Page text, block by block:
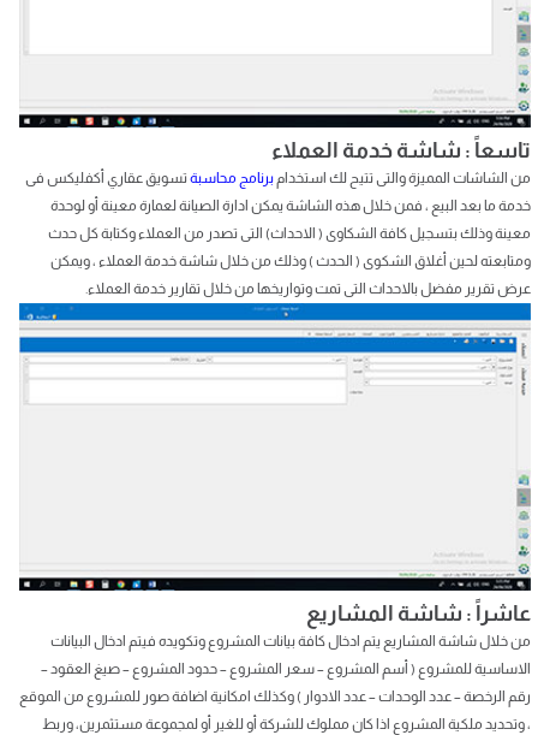
تاسعاً : شاشة خدمة العملاء
من الشاشات المميزة والتى تتيح لك استخدام برنامج محاسبةتسويق عقاري أكفليكس فى
خدمة ما بعد البيع ، فمن خلال هذه الشاشة يمكن ادارة الصيانة لعمارة معينة أو لوحدة
معينة وذلك بتسجيل كافة الشكاوى ( الاحداث) التى تصدر من العملاء وكتابة كل حدث
ومتابعته لحين أغلاق الشكوى ( الحدث ) وذلك من خلال شاشة خدمة العملاء ، ويمكن
عرض تقرير مفضل بالاحداث التى تمت وتواريخها من خلال تقارير خدمة العملاء.
عاشراً : شاشة المشاريع
من خلال شاشة المشاريع يتم ادخال كافة بيانات المشروع وتكويده فيتم ادخال البيانات
الاساسية للمشروع ( أسم المشروع – سعر المشروع – حدود المشروع – صيغ العقود –
رقم الرخصة – عدد الوحدات – عدد الادوار ) وكذلك امكانية اضافة صور للمشروع من الموقع
، وتحديد ملكية المشروع اذا كان مملوك للشركة أو للغير أو لمجموعة مستثمرين، وربط